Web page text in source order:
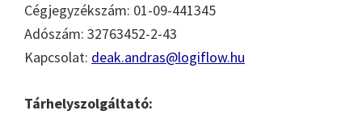
Cégjegyzékszám: 01-09-441345
Adószám: 32763452-2-43
Kapcsolat: deak.andras@logiflow.hu
Tárhelyszolgáltató: